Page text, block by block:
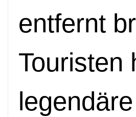
entfernt
Touristen